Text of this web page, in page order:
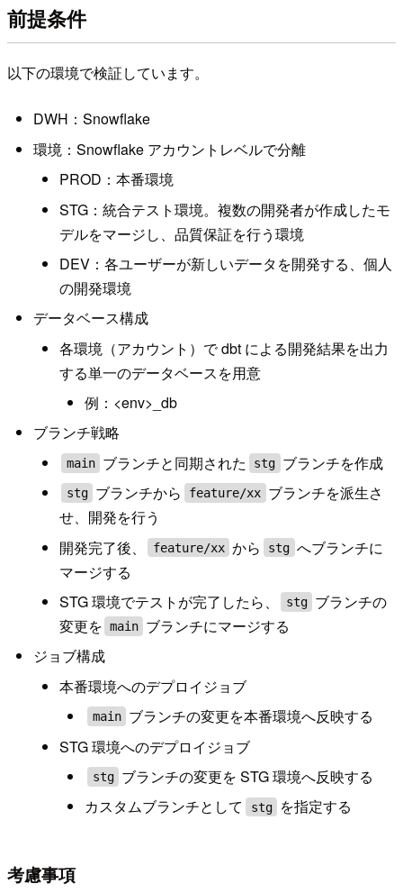
前提条件
以下の環境で検証しています。
DWH：Snowflake
環境：Snowflake アカウントレベルで分離
PROD：本番環境
STG：統合テスト環境。複数の開発者が作成したモ
デルをマージし、品質保証を行う環境
DEV：各ユーザーが新しいデータを開発する、個人
の開発環境
データベース構成
各環境（アカウント）で dbt による開発結果を出力
する単一のデータベースを用意
例：<env>_db
ブランチ戦略
main ブランチと同期された stg ブランチを作成
stg ブランチから feature/xx ブランチを派生さ
せ、開発を行う
開発完了後、
feature/xx から stg へブランチに
マージする
STG 環境でテストが完了したら、
stg ブランチの
変更を main ブランチにマージする
ジョブ構成
本番環境へのデプロイジョブ
main ブランチの変更を本番環境へ反映する
STG 環境へのデプロイジョブ
stg ブランチの変更を STG 環境へ反映する
カスタムブランチとして
stg を指定する
考慮事項